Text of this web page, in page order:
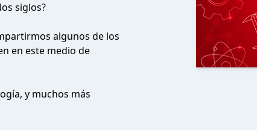
siglos?
algunos de los
en este medio de
y muchos más